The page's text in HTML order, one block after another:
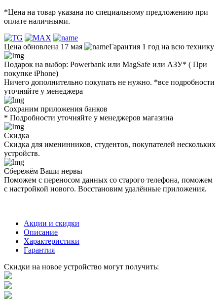
*Цена на товар указана по специальному предложению при
оплате наличными.
Цена обновлена 17 мая Гарантия 1 год на всю технику
Подарок на выбор: Powerbank или MagSafe или AЗУ* ( При
покупке iPhone)
Ничего дополнительно покупать не нужно. *все подробности
уточняйте у менеджера
Сохраним приложения банков
* Подробности уточняйте у менеджеров магазина
Скидка
Скидка для именинников, студентов, покупателей нескольких
устройств.
Сбережём Ваши нервы
Поможем с переносом данных со старого телефона, поможем
с настройкой нового. Восстановим удалённые приложения.
Акции и скидки
Описание
Характеристики
Гарантия
Скидки на новое устройство могут получить: